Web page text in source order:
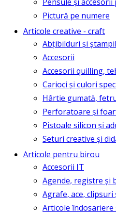
Pictură pe numere
Articole creative - craft
Abțibilduri și
Accesorii
Accesorii quilling,
Carioci și culori
Hârtie gumată,
Perforatoare și
Pistoale silicon și
Seturi creative și
Articole pentru birou
Accesorii IT
Agende, registre și
Agrafe, ace, clipsuri
Articole îndosariere